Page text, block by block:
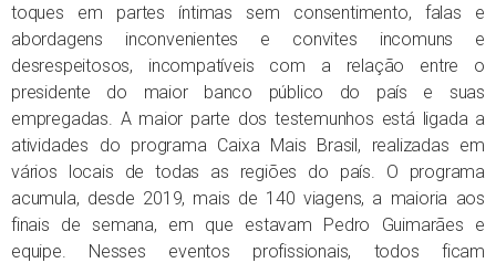
toques em partes íntimas sem consentimento, falas e
abordagens inconvenientes e convites incomuns e
desrespeitosos, incompatíveis com a relação entre o
presidente do maior banco público do país e suas
empregadas. A maior parte dos testemunhos está ligada a
atividades do programa Caixa Mais Brasil, realizadas em
vários locais de todas as regiões do país. O programa
acumula, desde 2019, mais de 140 viagens, a maioria aos
finais de semana, em que estavam Pedro Guimarães e
equipe. Nesses eventos profissionais, todos ficam